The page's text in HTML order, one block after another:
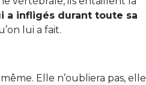
a infligés durant toute sa
lui a fait.
Elle n’oubliera pas, elle